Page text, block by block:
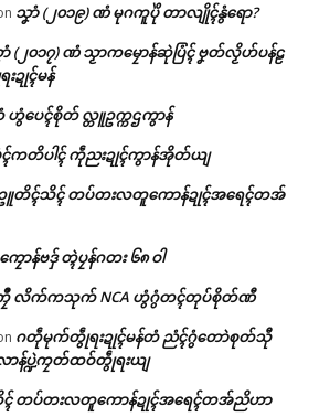
ပရိုၚ်လက္ကရဴအိုတ်
🏛 လညာတ်ပါ်ပဲါ
ညးဒါန်လိက်
ကေတ်အဆက်
© ဌာန်ပရိုၚ်ဗၠးၜးမန်
အုပ်ဓုပ်ပၞာန်ဗီုပြၚ်တၟိ
In "ဂလာန်ညးဒါန်လိက်"
ော
သၞာံ (၂၀၁၉) ဏံ မုဂကူပိုဲ တာလျိုၚ်နွံရော?
(၂၀၁၇) ဏံ သၟာကမၠောန်ဆုဲပြံၚ် ဗၞတ်လၟိဟ်ပန်ဠ
ဍုၚ်မန်
ဟွံပေၚ်စိုတ် လ္တူဥက္ကဌကွာန်
ကတိပါၚ် ကဵုညးဍုၚ်ကွာန်အိုတ်ယျ
တိၚ်သိၚ် တပ်တးလတူကောန်ဍုၚ်အရေၚ်တအ်
ာန်ဗဒှ် တ္ၚဲပၠန်ဂတး ၆၈ ဝါ
ကၠဳ လိက်ကသုက် NCA ဟွံဂွံတၚ်တုပ်စိုတ်ဏီ
ဂတဵုမုက်တွဵုရးဍုၚ်မန်တံ ညံၚ်ဂွံတောဲစုတ်သီု
ာန်ပ္ဍဲကၠတ်ထဝ်တွဵုရးယျ
တပ်တးလတူကောန်ဍုၚ်အရေၚ်တအ်ညိဟာ